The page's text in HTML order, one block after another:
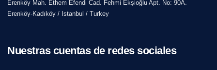
Erenköy Mah. Ethem Efendi Cad. Fehmi Ekşioğlu Apt. No: 90A.
Erenköy-Kadıköy / Istanbul / Turkey
Nuestras cuentas de redes sociales